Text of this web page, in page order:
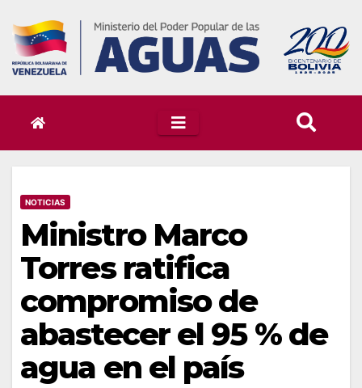
content
NOTICIAS
Ministro Marco
Torres ratifica
compromiso de
abastecer el 95 % de
agua en el país